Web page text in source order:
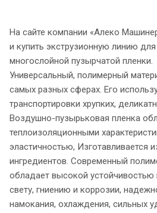
На сайте компании «Алеко
и купить экструзионную линию
многослойной пузырчатой пленки.
Универсальный, полимерный
самых разных сферах. Его
транспортировки хрупких,
Воздушно-пузырьковая пленка
теплоизоляционными
эластичностью, Изготавливается
ингредиентов. Современный
обладает высокой устойчивостью
свету, гниению и коррозии,
намокания, охлаждения, сильных